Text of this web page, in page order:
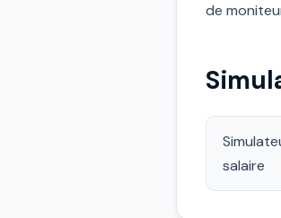
de
salaire